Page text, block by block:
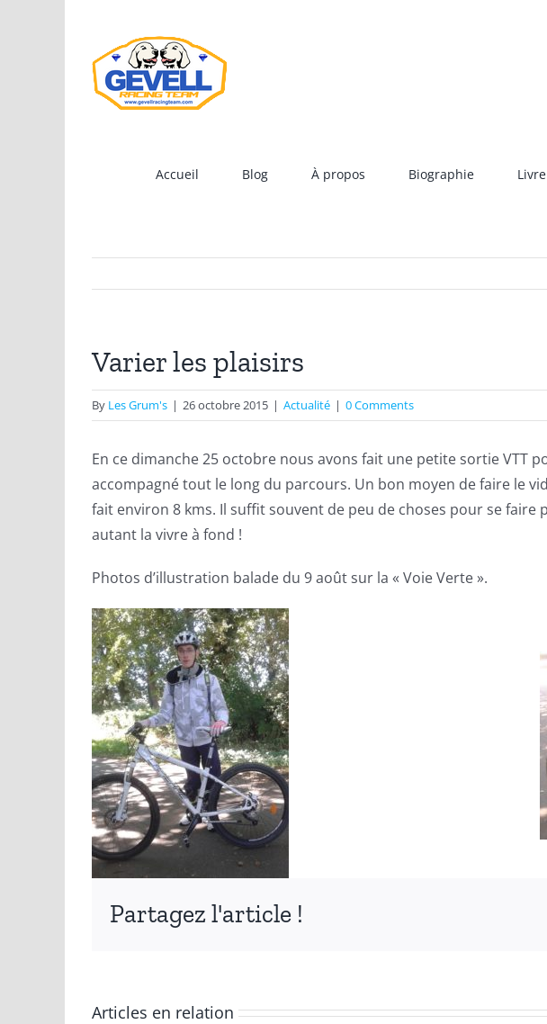
Accueil Blog À propos Biographie Livre
Varier les plaisirs
By Les Grum's | 26 octobre 2015 | Actualité | 0 Comments
En ce dimanche 25 octobre nous avons fait une petite sortie VTT
accompagné tout le long du parcours. Un bon moyen de faire le
fait environ 8 kms. Il suffit souvent de peu de choses pour se faire
autant la vivre à fond !
Photos d’illustration balade du 9 août sur la « Voie Verte ».
Partagez l'article !
Articles en relation